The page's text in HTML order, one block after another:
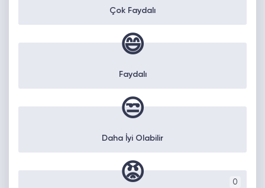
Çok Faydalı
😄
Faydalı
😒
Daha İyi Olabilir
0
😡